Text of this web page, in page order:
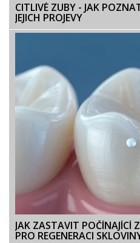
CITLIVÉ ZUBY - JAK
JEJICH PROJEVY
JAK ZASTAVIT POČÍNAJÍCÍ
PRO REGENERACI